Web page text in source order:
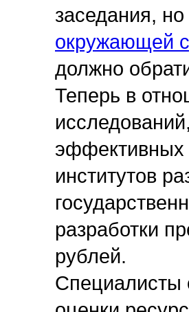
заседания,
окружающей
должно
Теперь в
эффективных
институтов
разработки
рублей.
Специалисты